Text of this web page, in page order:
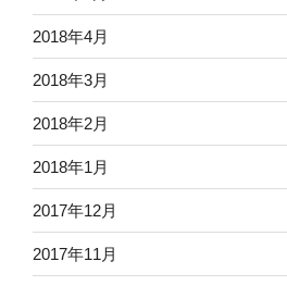
2018年4月
2018年3月
2018年2月
2018年1月
2017年12月
2017年11月